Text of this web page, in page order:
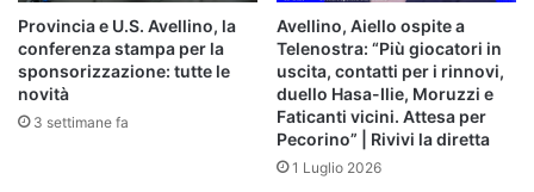
Provincia e U.S. Avellino, la
conferenza stampa per la
sponsorizzazione: tutte le
novità
3 settimane fa
Avellino, Aiello ospite a
Telenostra: “Più giocatori in
uscita, contatti per i rinnovi,
duello Hasa-Ilie, Moruzzi e
Faticanti vicini. Attesa per
Pecorino” | Rivivi la diretta
1 Luglio 2026